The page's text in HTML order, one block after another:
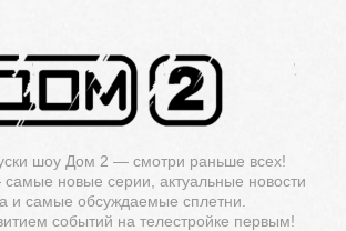
шоу Дом 2 — смотри раньше всех!
новые серии, актуальные новости
и самые обсуждаемые сплетни.
событий на телестройке первым!